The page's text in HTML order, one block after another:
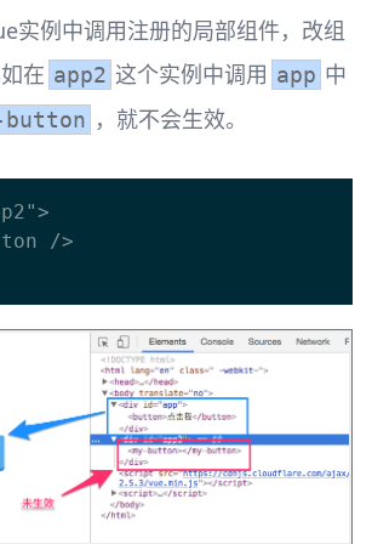
实例中调用注册的局部组件，改组
在 app2 这个实例中调用 app 中
button ，就不会生效。